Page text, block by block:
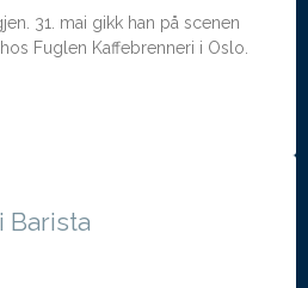
31. mai gikk han på scenen
Fuglen Kaffebrenneri i Oslo.
Barista